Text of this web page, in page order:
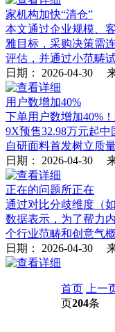
家机构加快“清仓”
本文通过企业规模、
雅目标，采购决策需
评估，并通过小范畴
日期： 2026-04-30
用户数增加40%
下单用户数增加40%
9X预售32.98万元起
自研面料首发树立质
日期： 2026-04-30
正在的问题所正在
通过对比分歧维度（
数据表示，为了帮力
个行业范畴和创意气
日期： 2026-04-30
首页 上一
页204条